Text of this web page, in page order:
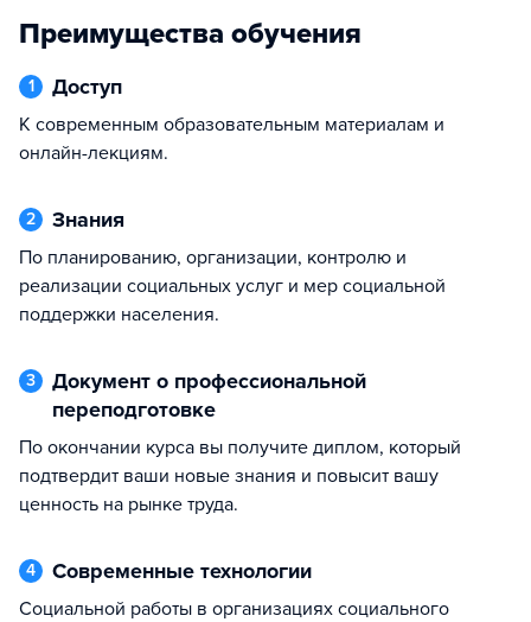
Преимущества обучения
1 Доступ
к современным образовательным материалам и
онлайн-лекциям.
2 Знания
по планированию, организации, контролю и
реализации социальных услуг и мер социальной
поддержки населения.
3
Документ о профессиональной
переподготовке
По окончании курса вы получите диплом, который
подтвердит ваши новые знания и повысит вашу
ценность на рынке труда.
4 Современные технологии
социальной работы в организациях социального